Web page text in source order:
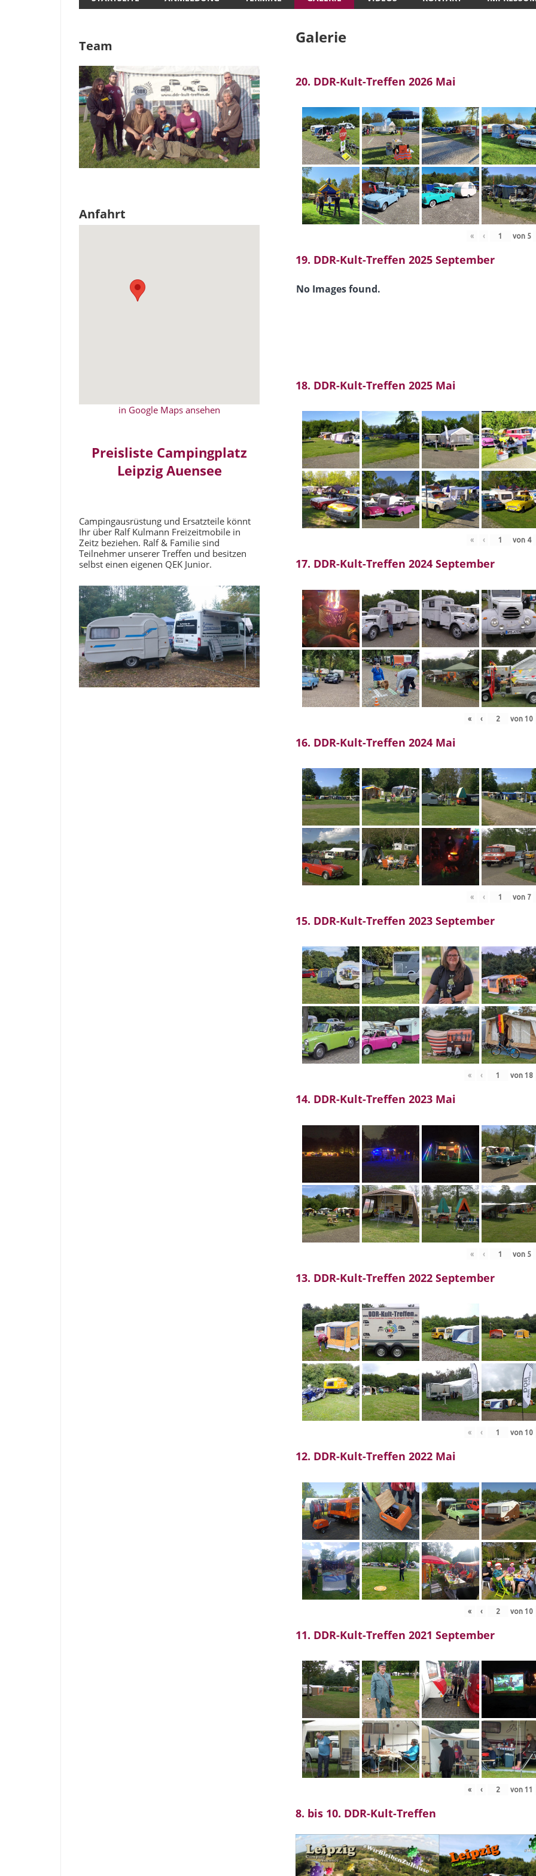
Galerie
20. DDR-Kult-Treffen 2026 Mai
« ‹ von 5
19. DDR-Kult-Treffen 2025 September
No Images found.
18. DDR-Kult-Treffen 2025 Mai
« ‹ von 4
17. DDR-Kult-Treffen 2024 September
« ‹ von10
16. DDR-Kult-Treffen 2024 Mai
« ‹ von 7
15. DDR-Kult-Treffen 2023 September
« ‹ von18
14. DDR-Kult-Treffen 2023 Mai
« ‹ von 5
13. DDR-Kult-Treffen 2022 September
« ‹ von10
12. DDR-Kult-Treffen 2022 Mai
« ‹ von10
11. DDR-Kult-Treffen 2021 September
« ‹ von11
8. bis 10. DDR-Kult-Treffen
Team
Anfahrt
in Google Maps ansehen
Preisliste Campingplatz
Leipzig Auensee
Campingausrüstung und Ersatzteile könnt
Ihr über Ralf Kulmann Freizeitmobile in
Zeitz beziehen. Ralf & Familie sind
Teilnehmer unserer Treffen und besitzen
selbst einen eigenen QEK Junior.